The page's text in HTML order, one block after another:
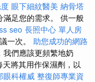
眼下細紋醫美 納骨塔
滿足您的需求。 供一般
seo 長照中心 單人房
一次。 助您成功的網路
們應該更頻繁地奶
天將其用作保濕劑，以
眼科權威 整復師專業資